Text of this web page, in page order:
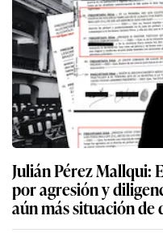
Julián Pérez Mallqui:
por agresión y
aún más situación de